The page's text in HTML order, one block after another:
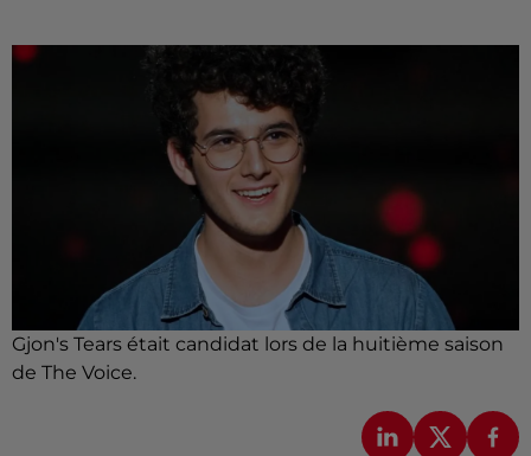
Gjon's Tears était candidat lors de la huitième saison
de The Voice.